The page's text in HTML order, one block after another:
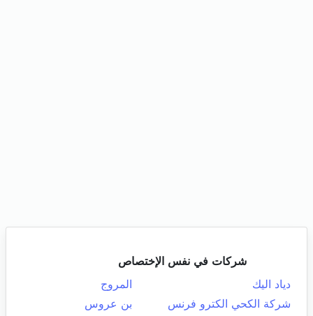
شركات في نفس الإختصاص
دياد اليك
المروج
شركة الكحي الكترو فرنس
بن عروس